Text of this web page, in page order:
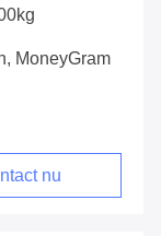
MoneyGram
nu